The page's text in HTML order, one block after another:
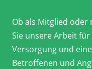
Ob als Mitglied
Sie unsere Arbeit
Versorgung und
Betroffenen und